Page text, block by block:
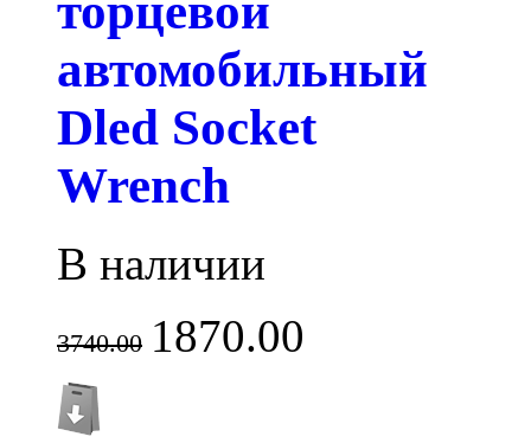
автомобильный
Dled Socket
Wrench
В наличии
3740.00 1870.00